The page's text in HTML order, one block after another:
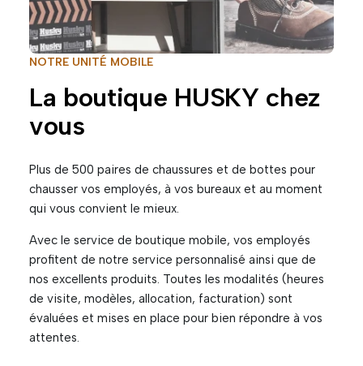
NOTRE UNITÉ MOBILE
La boutique HUSKY chez
vous
Plus de 500 paires de chaussures et de bottes pour
chausser vos employés, à vos bureaux et au moment
qui vous convient le mieux.
Avec le service de boutique mobile, vos employés
profitent de notre service personnalisé ainsi que de
nos excellents produits. Toutes les modalités (heures
de visite, modèles, allocation, facturation) sont
évaluées et mises en place pour bien répondre à vos
attentes.